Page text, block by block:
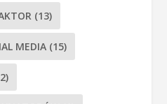
(13)
MEDIA (15)